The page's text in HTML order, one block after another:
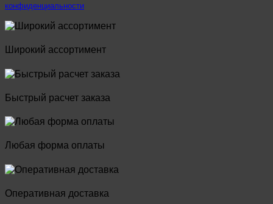
конфиденциальности
Широкий ассортимент
Быстрый расчет заказа
Любая форма оплаты
Оперативная доставка